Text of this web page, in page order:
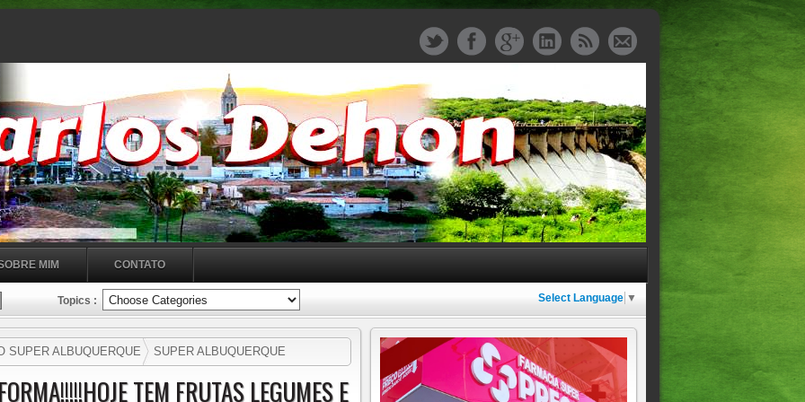
MIM CONTATO
Topics : Select Language ▼
SUPER ALBUQUERQUE
SUPER ALBUQUERQUE
TEM FRUTAS LEGUMES E